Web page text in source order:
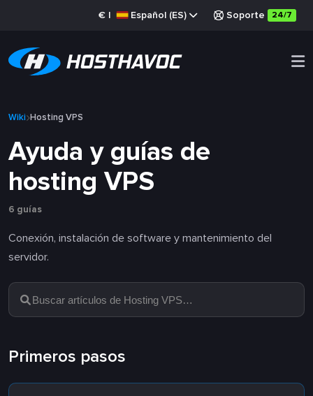
€ | Español (ES) Soporte 24/7
Wiki Hosting VPS
Ayuda y guías de
hosting VPS
6 guías
Conexión, instalación de software y mantenimiento del
servidor.
Primeros pasos